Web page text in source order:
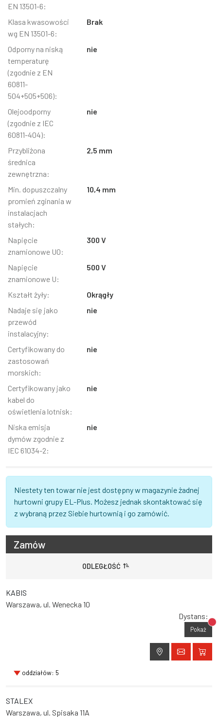
EN 13501-6:
Klasa kwasowości
wg EN 13501-6:
Brak
Odporny na niską
temperaturę
(zgodnie z EN
60811-
504+505+506):
nie
Olejoodporny
(zgodnie z IEC
60811-404):
nie
Przybliżona
średnica
zewnętrzna:
2,5 mm
Min. dopuszczalny
promień zginania w
instalacjach
stałych:
10,4 mm
Napięcie
znamionowe U0:
300 V
Napięcie
znamionowe U:
500 V
Kształt żyły:
Okrągły
Nadaje się jako
przewód
instalacyjny:
nie
Certyfikowany do
zastosowań
morskich:
nie
Certyfikowany jako
kabel do
oświetlenia lotnisk:
nie
Niska emisja
dymów zgodnie z
IEC 61034-2:
nie
Niestety ten towar nie jest dostępny w magazynie żadnej
hurtowni grupy EL-Plus. Możesz jednak skontaktować się
z wybraną przez Siebie hurtownią i go zamówić.
Zamów
ODLEGŁOŚĆ
KABIS
Warszawa, ul. Wenecka 10
Dystans:
Pokaż
oddziałów: 5
STALEX
Warszawa, ul. Spisaka 11A